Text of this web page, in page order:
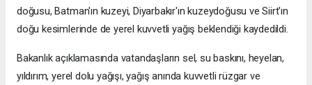
doğusu, Batman'ın kuzeyi, Diyarbakır'ın kuzeydoğusu ve Siirt'ın
doğu kesimlerinde de yerel kuvvetli yağış beklendiği kaydedildi.
Bakanlık açıklamasında vatandaşların sel, su baskını, heyelan,
yıldırım, yerel dolu yağışı, yağış anında kuvvetli rüzgar ve